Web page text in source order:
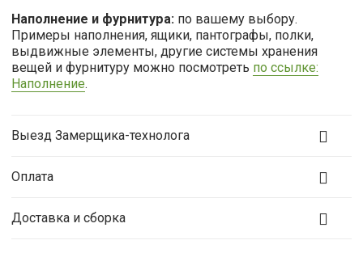
Наполнение и фурнитура: по вашему выбору.
Примеры наполнения, ящики, пантографы, полки,
выдвижные элементы, другие системы хранения
вещей и фурнитуру можно посмотреть по ссылке:
Наполнение.
Выезд Замерщика-технолога
Оплата
Доставка и сборка